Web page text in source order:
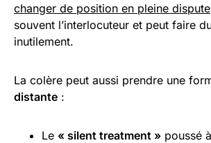
changer de position en pleine dispute
souvent l’interlocuteur et peut faire
inutilement.
La colère peut aussi prendre une
distante :
Le « silent treatment » poussé